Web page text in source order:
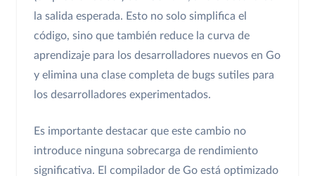
la salida esperada. Esto no solo simplifica el
código, sino que también reduce la curva de
aprendizaje para los desarrolladores nuevos en Go
y elimina una clase completa de bugs sutiles para
los desarrolladores experimentados.
Es importante destacar que este cambio no
introduce ninguna sobrecarga de rendimiento
significativa. El compilador de Go está optimizado